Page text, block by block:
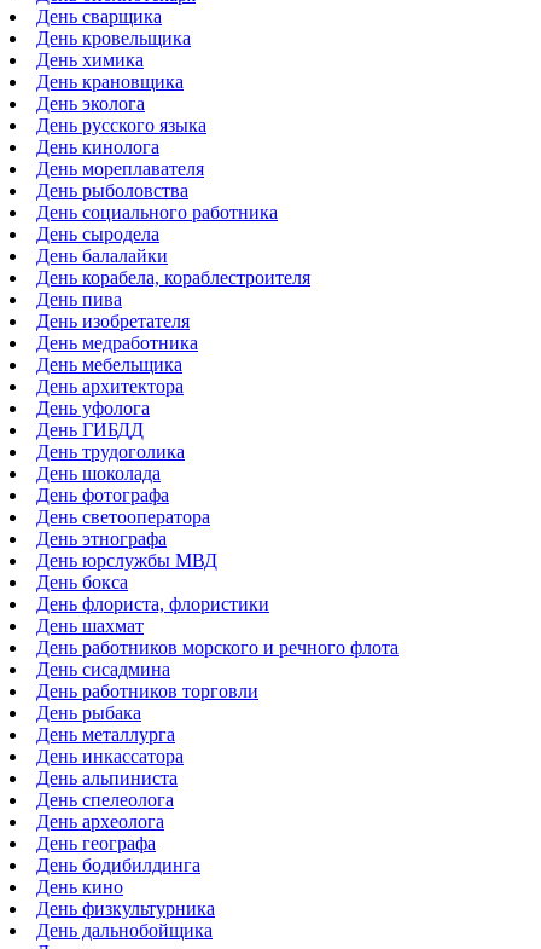
День сварщика
День кровельщика
День химика
День крановщика
День эколога
День русского языка
День кинолога
День мореплавателя
День рыболовства
День социального работника
День сыродела
День балалайки
День корабела, кораблестроителя
День пива
День изобретателя
День медработника
День мебельщика
День архитектора
День уфолога
День ГИБДД
День трудоголика
День шоколада
День фотографа
День светооператора
День этнографа
День юрслужбы МВД
День бокса
День флориста, флористики
День шахмат
День работников морского и речного флота
День сисадмина
День работников торговли
День рыбака
День металлурга
День инкассатора
День альпиниста
День спелеолога
День археолога
День географа
День бодибилдинга
День кино
День физкультурника
День дальнобойщика